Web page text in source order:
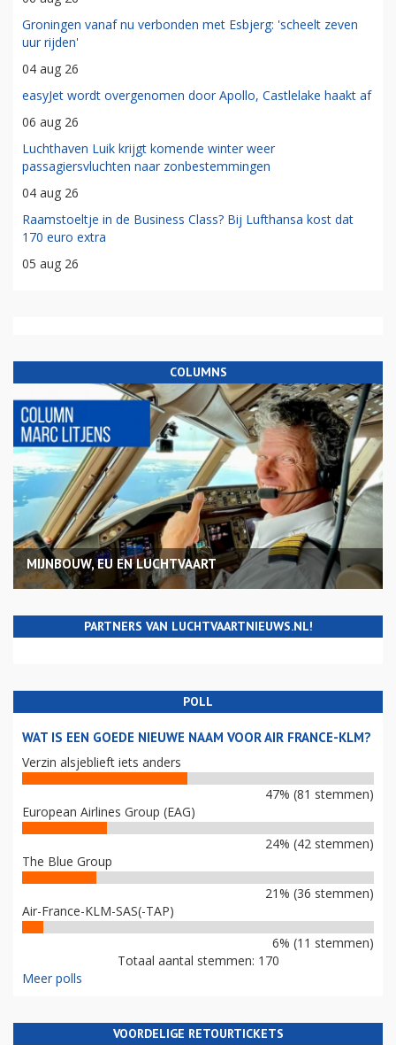
Groningen vanaf nu verbonden met Esbjerg: 'scheelt zeven
uur rijden'
04 aug 26
easyJet wordt overgenomen door Apollo, Castlelake haakt af
06 aug 26
Luchthaven Luik krijgt komende winter weer
passagiersvluchten naar zonbestemmingen
04 aug 26
Raamstoeltje in de Business Class? Bij Lufthansa kost dat
170 euro extra
05 aug 26
COLUMNS
MIJNBOUW, EU EN LUCHTVAART
PARTNERS VAN LUCHTVAARTNIEUWS.NL!
POLL
WAT IS EEN GOEDE NIEUWE NAAM VOOR AIR FRANCE-KLM?
Verzin alsjeblieft iets anders
47% (81 stemmen)
European Airlines Group (EAG)
24% (42 stemmen)
The Blue Group
21% (36 stemmen)
Air-France-KLM-SAS(-TAP)
6% (11 stemmen)
Totaal aantal stemmen: 170
Meer polls
VOORDELIGE RETOURTICKETS